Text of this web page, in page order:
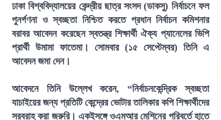
ঢাকা বিশ্ববিদ্যালয়ের কেন্দ্রীয় ছাত্র সংসদ (ডাকসু) নির্বাচনে ফল
পুনর্গণনা ও স্বচ্ছতা নিশ্চিত করতে প্রধান নির্বাচন কমিশনার
বরাবর আবেদন করেছেন স্বতন্ত্র শিক্ষার্থী ঐক্য প্যানেলের ভিপি
প্রার্থী উমামা ফাতেমা। সোমবার (১৫ সেপ্টেম্বর) তিনি এ
আবেদন জমা দেন।
আবেদনে তিনি উল্লেখ করেন, “নির্বাচনকেন্দ্রিক স্বচ্ছতা
যাচাইয়ের জন্য প্রতিটি কেন্দ্রের ভোটার তালিকার কপি শিক্ষার্থীদের
সরবরাহ করা জরুরি। একইসঙ্গে ওএমআর মেশিনের পরিবর্তে হাতে